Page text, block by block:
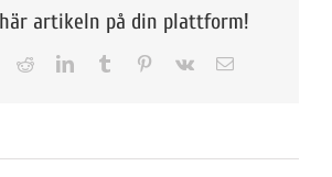
artikeln på din plattform!
RedditLinkedInTumblr Pinterest
Vk
E-